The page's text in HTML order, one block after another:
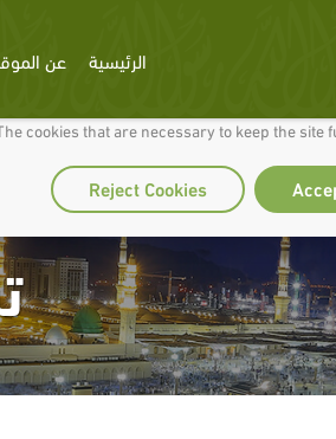
cookies to make our site work well for you and
cookies that are necessary to keep the site
Reject Cookies
الرئيسية عن